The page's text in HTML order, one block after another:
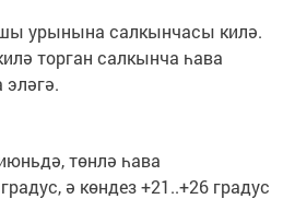
урынына салкынчасы килә.
торган салкынча һава
төнлә һава
ә көндез +21..+26 градус